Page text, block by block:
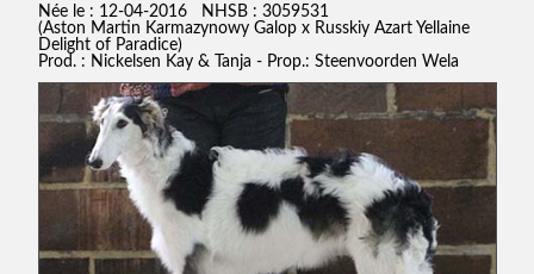
Née le : 12-04-2016 NHSB : 3059531
(Aston Martin Karmazynowy Galop x Russkiy Azart Yellaine
Delight of Paradice)
Prod. : Nickelsen Kay & Tanja - Prop.: Steenvoorden Wela